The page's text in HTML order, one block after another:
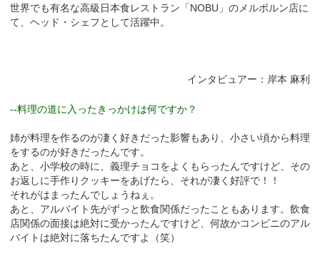
世界でも有名な高級日本食レストラン「NOBU」のメルボルン店に
て、ヘッド・シェフとして活躍中。
インタビュアー：岸本 麻利
--料理の道に入ったきっかけは何ですか？
姉が料理を作るのが凄く好きだった影響もあり、小さい頃から料理
をするのが好きだったんです。
あと、小学校の時に、義理チョコをよくもらったんですけど、その
お返しに手作りクッキーをあげたら、それが凄く好評で！！
それがはまったんでしょうねぇ。
あと、アルバイト先がずっと飲食関係だったこともあります。飲食
店関係の面接は絶対に受かったんですけど、何故かコンビニのアル
バイトは絶対に落ちたんですよ（笑）